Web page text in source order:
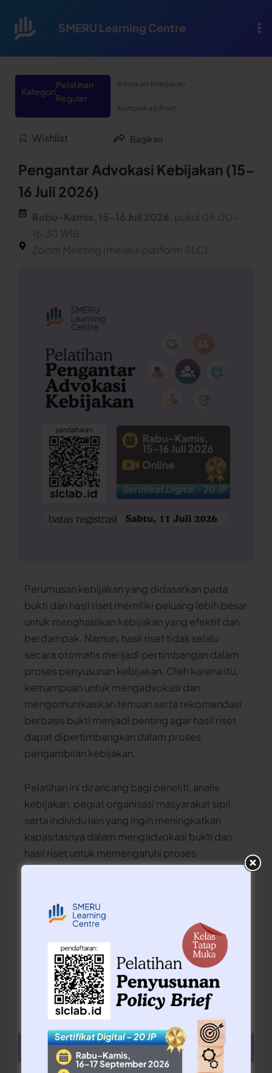
konten
SMERU Learning Centre
Kategori
Pelatihan
Reguler
Advokasi Kebijakan
Komunikasi Riset
Wishlist Bagikan
Pengantar Advokasi Kebijakan (15-
16 Juli 2026)
Rabu-Kamis, 15-16 Juli 2026; pukul 09.00-
16.30 WIB
Zoom Meeting (melalui platform SLC)
Perumusan kebijakan yang didasarkan pada
bukti dan hasil riset memiliki peluang lebih besar
untuk menghasilkan kebijakan yang efektif dan
berdampak. Namun, hasil riset tidak selalu
secara otomatis menjadi pertimbangan dalam
proses penyusunan kebijakan. Oleh karena itu,
kemampuan untuk mengadvokasi dan
mengomunikasikan temuan serta rekomendasi
berbasis bukti menjadi penting agar hasil riset
dapat dipertimbangkan dalam proses
pengambilan kebijakan.
Pelatihan ini dirancang bagi peneliti, analis
kebijakan, pegiat organisasi masyarakat sipil,
serta individu lain yang ingin meningkatkan
kapasitasnya dalam mengadvokasi bukti dan
hasil riset untuk memengaruhi proses
penyusunan kebijakan. Peserta akan
advokasi, mulai dari identifikasi dan perumusan
isu prioritas hingga penyusunan strategi yang
efektif. Selain itu, peserta juga akan mendalami
berbagai pendekatan advokasi kebijakan serta
teknik analisis pemangku kepentingan untuk
mendukung upaya advokasi yang lebih terarah
dan berdampak.
Materi